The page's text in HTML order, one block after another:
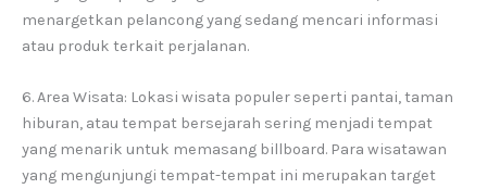
menargetkan pelancong yang sedang mencari informasi
atau produk terkait perjalanan.
6. Area Wisata: Lokasi wisata populer seperti pantai, taman
hiburan, atau tempat bersejarah sering menjadi tempat
yang menarik untuk memasang billboard. Para wisatawan
yang mengunjungi tempat-tempat ini merupakan target